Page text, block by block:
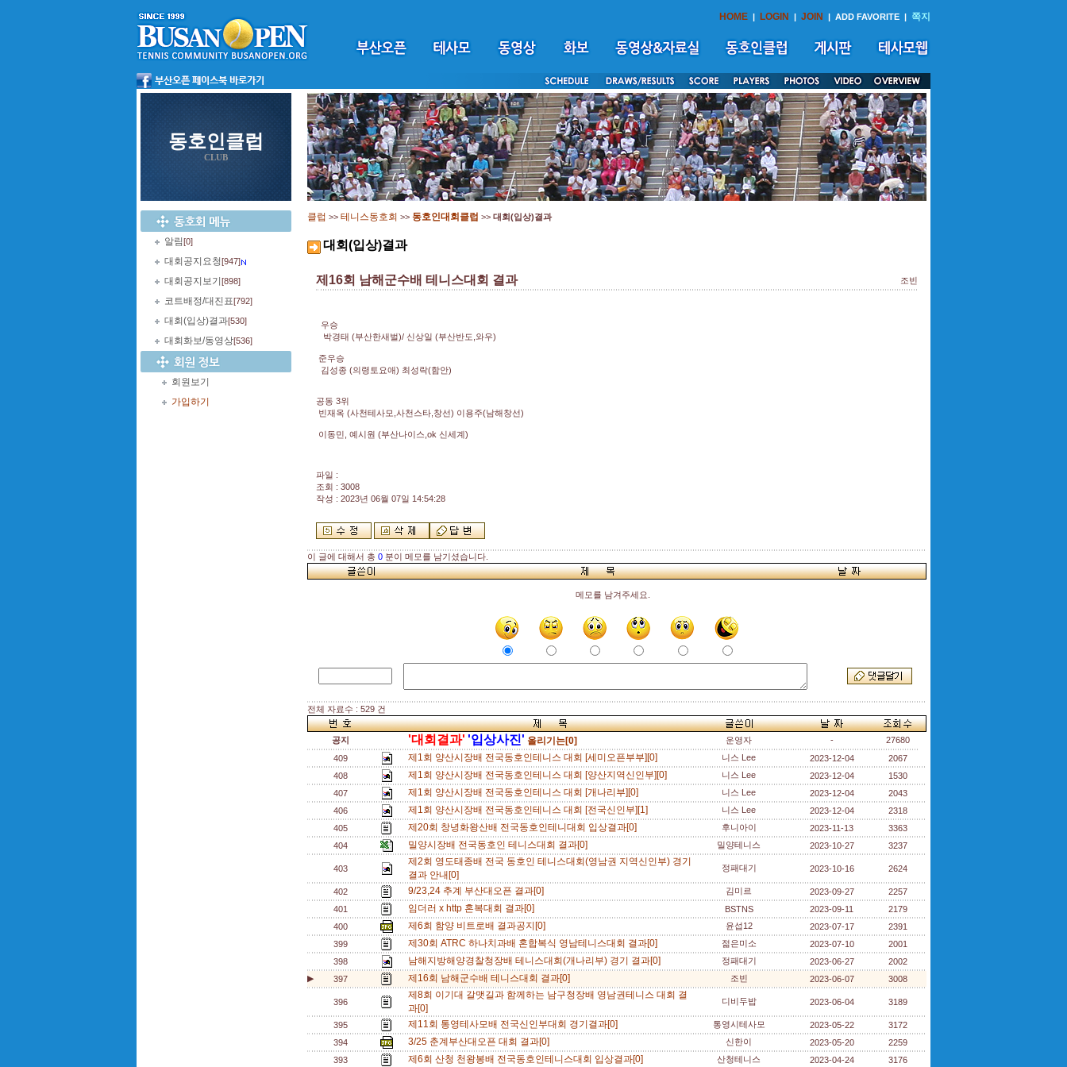
HOME | LOGIN | JOIN | ADD FAVORITE | 쪽지
동호인클럽
CLUB
알림[0]
대회공지요청[947]
대회공지보기 [898]
코트배정/대진표[792]
대회(입상)결과[530]
대회화보/동영상[536]
회원보기
가입하기
클럽 >> 테니스동호회 >> 동호인대회클럽 >> 대회(입상)결과
대회(입상)결과
제16회 남해군수배 테니스대회 결과 조빈
우승
박경태 (부산한새벌)/ 신상일 (부산반도,와우)
준우승
김성종 (의령토요애) 최성락(함안)
공동 3위
빈재옥 (사천테사모,사천스타,창선) 이용주(남해창선)
이동민, 예시원 (부산나이스,ok 신세계)
파일 :
조회 : 3008
작성 : 2023년 06월 07일 14:54:28
이 글에 대해서 총 0 분이 메모를 남기셨습니다.
메모를 남겨주세요.
전체 자료수 : 529 건
공지 '대회결과' '입상사진' 올리기는[0] 운영자 -
27680
409
제1회 양산시장배 전국동호인테니스 대회 [세미오픈부부][0] 니스 Lee 2023-12-04
2067
408
제1회 양산시장배 전국동호인테니스 대회 [양산지역신인부][0] 니스 Lee 2023-12-04
1530
407
제1회 양산시장배 전국동호인테니스 대회 [개나리부][0] 니스 Lee 2023-12-04
2043
406
제1회 양산시장배 전국동호인테니스 대회 [전국신인부][1] 니스 Lee 2023-12-04
2318
405
제20회 창녕화왕산배 전국동호인테니대회 입상결과[0] 후니아이 2023-11-13
3363
404
밀양시장배 전국동호인 테니스대회 결과[0] 밀양테니스 2023-10-27 3237
403
제2회 영도태종배 전국 동호인 테니스대회(영남권 지역신인부) 경기
결과 안내[0]
정패대기 2023-10-16 2624
402 9/23,24 추계 부산대오픈 결과[0] 김미르 2023-09-27
2257
401
임더러 x http 혼복대회 결과[0] BSTNS 2023-09-11
2179
400
제6회 함양 비트로배 결과공지[0] 윤섭12 2023-07-17
2391
399
제30회 ATRC 하나치과배 혼합복식 영남테니스대회 결과[0] 젊은미소 2023-07-10
2001
398
남해지방해양경찰청장배 테니스대회(개나리부) 경기 결과[0] 정패대기 2023-06-27
2002
▶
397 제16회 남해군수배 테니스대회 결과[0] 조빈 2023-06-07 3008
396
제8회 이기대 갈맷길과 함께하는 남구청장배 영남권테니스 대회 결
과[0]
디비두밥 2023-06-04 3189
395 제11회 통영테사모배 전국신인부대회 경기결과[0] 통영시테사모 2023-05-22
3172
394
3/25 춘계부산대오픈 대회 결과[0] 신한이 2023-05-20
2259
393
제6회 산청 천왕봉배 전국동호인테니스대회 입상결과[0] 산청테니스 2023-04-24 3176